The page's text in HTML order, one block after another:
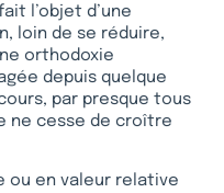
l’objet d’une
loin de se réduire,
orthodoxie
depuis quelque
par presque tous
ne cesse de croître
ou en valeur relative